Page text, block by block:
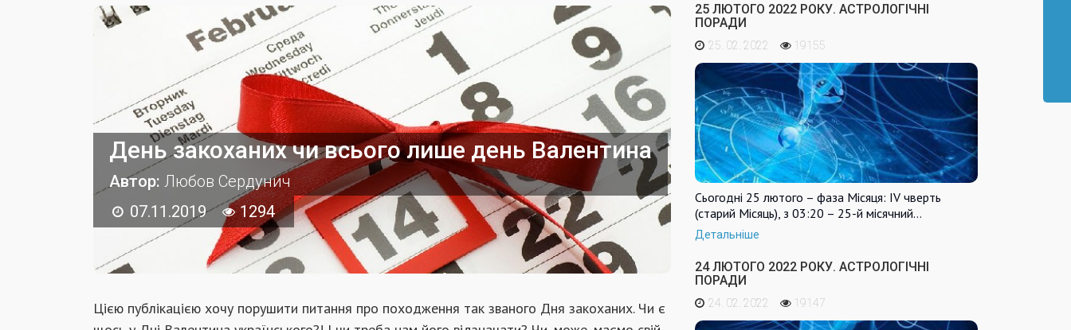
День закоханих чи всього лише день Валентина
Автор: Любов Сердунич
07.11.2019
1294
Цією публікацією хочу порушити питання про походження так званого Дня закоханих. Чи є
25 ЛЮТОГО 2022 РОКУ. АСТРОЛОГІЧНІ
ПОРАДИ
25. 02. 2022 19155
Сьогодні 25 лютого – фаза Місяця: IV чверть
(старий Місяць), з 03:20 – 25-й місячний…
Детальніше
24 ЛЮТОГО 2022 РОКУ. АСТРОЛОГІЧНІ
ПОРАДИ
24. 02. 2022 19147